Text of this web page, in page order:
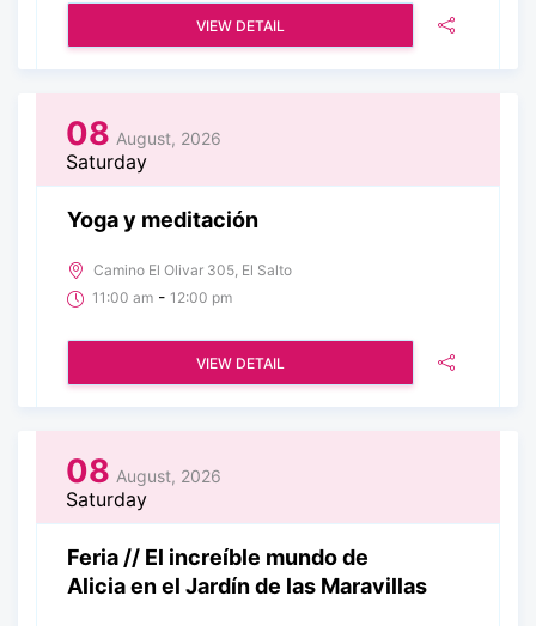
VIEW DETAIL
08 August, 2026
Saturday
Yoga y meditación
Camino El Olivar 305, El Salto
11:00 am - 12:00 pm
VIEW DETAIL
08 August, 2026
Saturday
Feria // El increíble mundo de
Alicia en el Jardín de las Maravillas